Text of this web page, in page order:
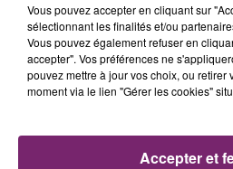
Vous pouvez accepter en cliquant sur
sélectionnant les finalités et/ou
Vous pouvez également refuser en
accepter". Vos préférences ne
pouvez mettre à jour vos choix, ou retirer
moment via le lien "Gérer les cookies"
Accepter et